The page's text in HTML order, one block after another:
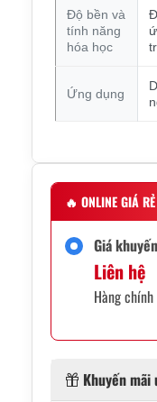
Độ bền và
tính năng
hóa học
Ứng dụng
🔥 ONLINE GIÁ
Giá
Liên hệ
Hàng
Khuyến mãi